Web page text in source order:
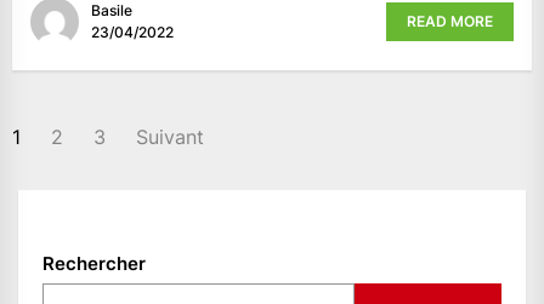
Basile
23/04/2022
READ MORE
NAVIGATION
1 2 3 Suivant
Rechercher